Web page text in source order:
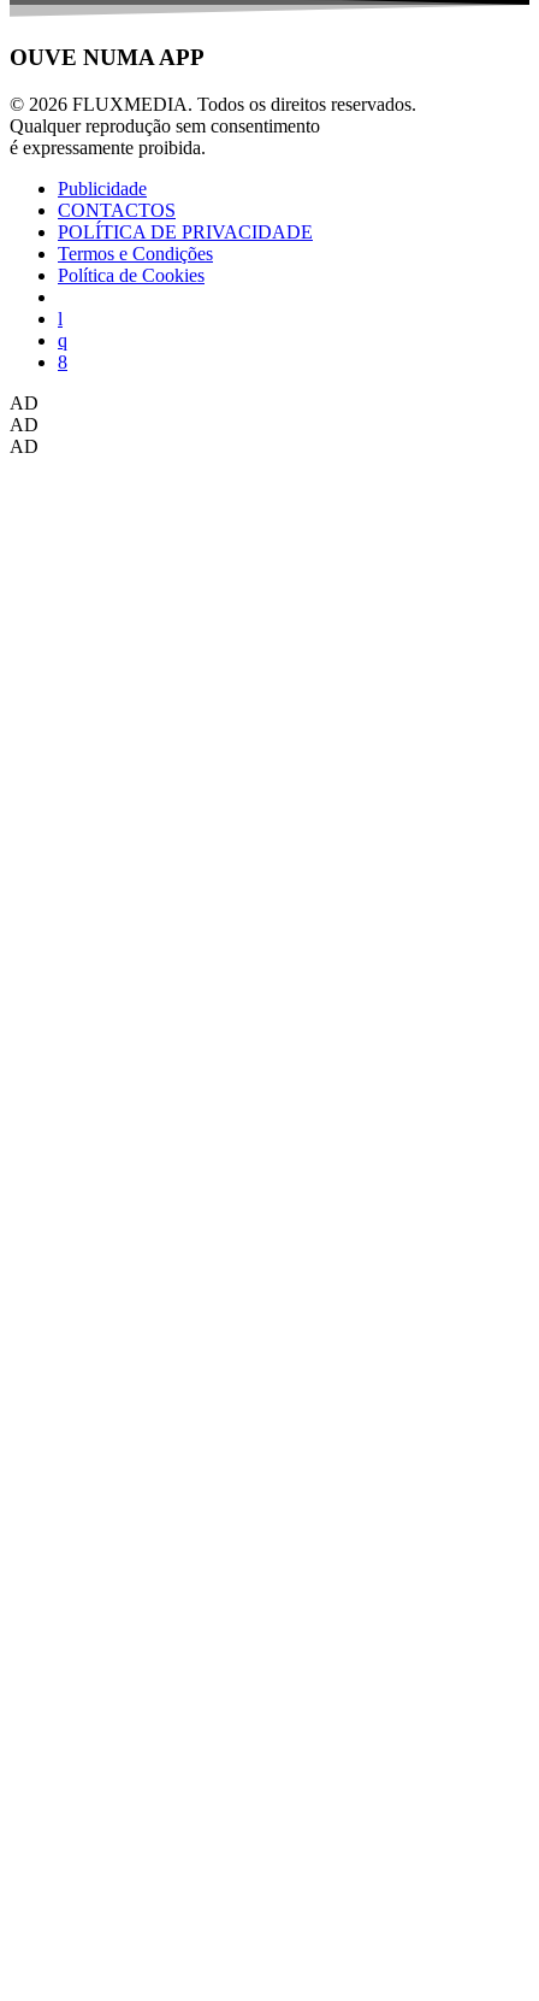
OUVE NUMA APP
© 2026 FLUXMEDIA. Todos os direitos reservados.
Qualquer reprodução sem consentimento
é expressamente proibida.
Publicidade
CONTACTOS
POLÍTICA DE PRIVACIDADE
Termos e Condições
Política de Cookies
AD
AD
AD